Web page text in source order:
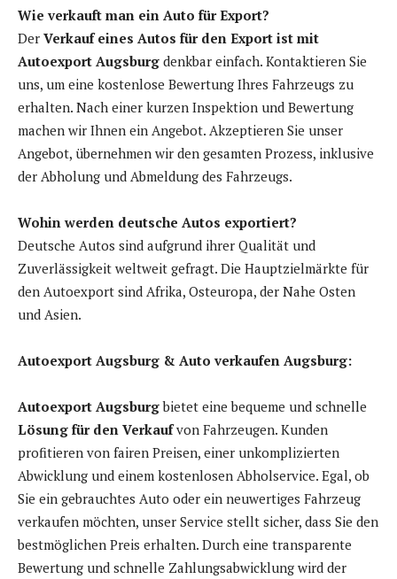
Wie verkauft man ein Auto für Export?
Der Verkauf eines Autos für den Export ist mit
Autoexport Augsburg denkbar einfach. Kontaktieren Sie
uns, um eine kostenlose Bewertung Ihres Fahrzeugs zu
erhalten. Nach einer kurzen Inspektion und Bewertung
machen wir Ihnen ein Angebot. Akzeptieren Sie unser
Angebot, übernehmen wir den gesamten Prozess, inklusive
der Abholung und Abmeldung des Fahrzeugs.
Wohin werden deutsche Autos exportiert?
Deutsche Autos sind aufgrund ihrer Qualität und
Zuverlässigkeit weltweit gefragt. Die Hauptzielmärkte für
den Autoexport sind Afrika, Osteuropa, der Nahe Osten
und Asien.
Autoexport Augsburg & Auto verkaufen Augsburg:
Autoexport Augsburgbietet eine bequeme und schnelle
Lösung für den Verkaufvon Fahrzeugen. Kunden
profitieren von fairen Preisen, einer unkomplizierten
Abwicklung und einem kostenlosen Abholservice. Egal, ob
Sie ein gebrauchtes Auto oder ein neuwertiges Fahrzeug
verkaufen möchten, unser Service stellt sicher, dass Sie den
bestmöglichen Preis erhalten. Durch eine transparente
Bewertung und schnelle Zahlungsabwicklung wird der